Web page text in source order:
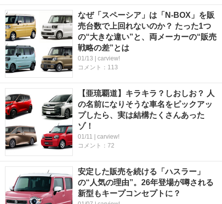
なぜ「スペーシア」は「N-BOX」を販
売台数で上回れないのか？ たった1つ
の“大きな違い”と、両メーカーの“販売
戦略の差”とは
01/13 | carview!
コメント：113
【亜琉覇道】キラキラ？しおしお？ 人
の名前になりそうな車名をピックアッ
プしたら、実は結構たくさんあった
ゾ！
01/11 | carview!
コメント：72
安定した販売を続ける「ハスラー」
の“人気の理由”。26年登場が噂される
新型もキープコンセプトに？